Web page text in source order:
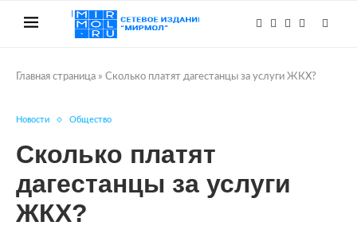
Главная страница » Сколько платят дагестанцы за услуги ЖКХ?
Новости Общество
Сколько платят
дагестанцы за услуги
ЖКХ?